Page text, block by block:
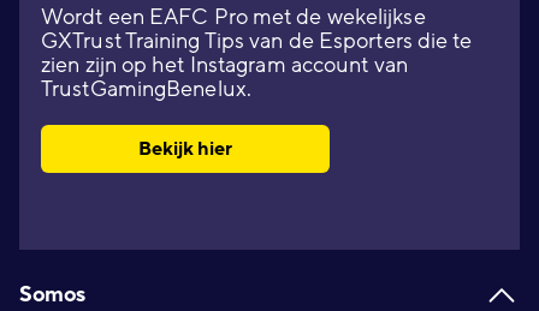
Wordt een EAFC Pro met de wekelijkse
GXTrust Training Tips van de Esporters die te
zien zijn op het Instagram account van
TrustGamingBenelux.
Bekijk hier
Footer
Somos